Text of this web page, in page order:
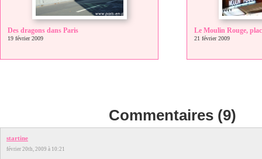
Des dragons dans Paris
19 février 2009
Le Moulin Rouge,
21 février 2009
Commentaires (9)
startine
février 20th, 2009 à 10:21